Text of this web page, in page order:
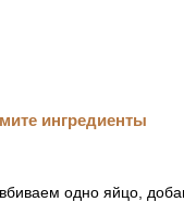
одно яйцо,